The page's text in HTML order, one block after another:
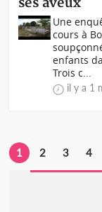
Une
cours à
enfants
Trois c...
il y a 1
1 2 3 4